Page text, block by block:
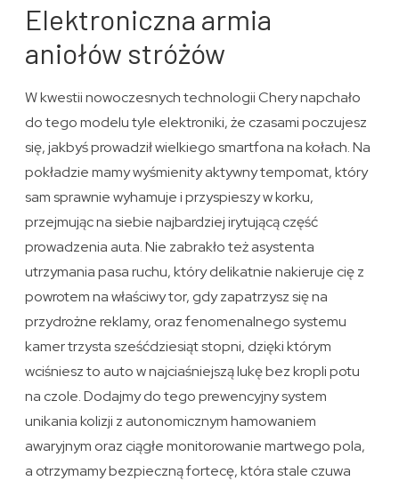
Elektroniczna armia
aniołów stróżów
W kwestii nowoczesnych technologii Chery napchało
do tego modelu tyle elektroniki, że czasami poczujesz
się, jakbyś prowadził wielkiego smartfona na kołach. Na
pokładzie mamy wyśmienity aktywny tempomat, który
sam sprawnie wyhamuje i przyspieszy w korku,
przejmując na siebie najbardziej irytującą część
prowadzenia auta. Nie zabrakło też asystenta
utrzymania pasa ruchu, który delikatnie nakieruje cię z
powrotem na właściwy tor, gdy zapatrzysz się na
przydrożne reklamy, oraz fenomenalnego systemu
kamer trzysta sześćdziesiąt stopni, dzięki którym
wciśniesz to auto w najciaśniejszą lukę bez kropli potu
na czole. Dodajmy do tego prewencyjny system
unikania kolizji z autonomicznym hamowaniem
awaryjnym oraz ciągłe monitorowanie martwego pola,
a otrzymamy bezpieczną fortecę, która stale czuwa